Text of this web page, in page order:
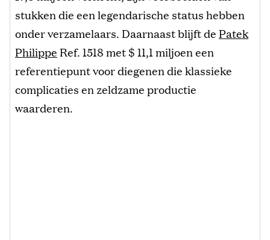
stukken die een legendarische status hebben
onder verzamelaars. Daarnaast blijft de Patek
Philippe Ref. 1518 met $ 11,1 miljoen een
referentiepunt voor diegenen die klassieke
complicaties en zeldzame productie
waarderen.